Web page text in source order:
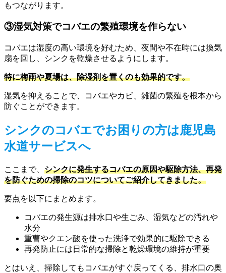
もつながります。
③湿気対策でコバエの繁殖環境を作らない
コバエは湿度の高い環境を好むため、夜間や不在時には換気
扇を回し、シンクを乾燥させるようにします。
特に梅雨や夏場は、除湿剤を置くのも効果的です。
湿気を抑えることで、コバエやカビ、雑菌の繁殖を根本から
防ぐことができます。
シンクのコバエでお困りの方は鹿児島
水道サービスへ
ここまで、 シンクに発生するコバエの原因や駆除方法、再発
を防ぐための掃除のコツについてご紹介してきました。
要点を以下にまとめます。
コバエの発生源は排水口や生ごみ、湿気などの汚れや
水分
重曹やクエン酸を使った洗浄で効果的に駆除できる
再発防止には日常的な掃除と乾燥環境の維持が重要
とはいえ、掃除してもコバエがすぐ戻ってくる、排水口の奥